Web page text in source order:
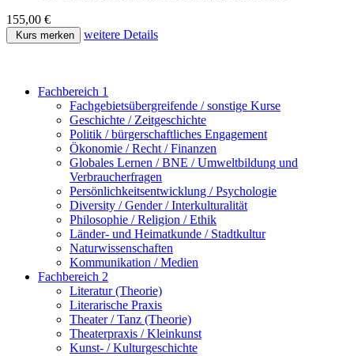
155,00 €
Kurs merken weitere Details
Fachbereich 1
Fachgebietsübergreifende / sonstige Kurse
Geschichte / Zeitgeschichte
Politik / bürgerschaftliches Engagement
Ökonomie / Recht / Finanzen
Globales Lernen / BNE / Umweltbildung und
Verbraucherfragen
Persönlichkeitsentwicklung / Psychologie
Diversity / Gender / Interkulturalität
Philosophie / Religion / Ethik
Länder- und Heimatkunde / Stadtkultur
Naturwissenschaften
Kommunikation / Medien
Fachbereich 2
Literatur (Theorie)
Literarische Praxis
Theater / Tanz (Theorie)
Theaterpraxis / Kleinkunst
Kunst- / Kulturgeschichte